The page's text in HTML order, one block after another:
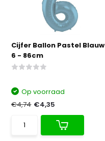
Cijfer Ballon Pastel Blauw
6 - 86cm
Op voorraad
€4,74 €4,35